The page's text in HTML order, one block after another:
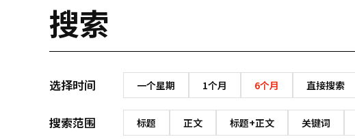
搜索
选择时间 一个星期 1个月 6个月 直接搜索
搜索范围 标题 正文 标题+正文 关键词